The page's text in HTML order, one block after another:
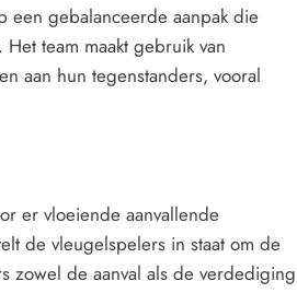
een gebalanceerde aanpak die
team maakt gebruik van
aan hun tegenstanders, vooral
er vloeiende aanvallende
de vleugelspelers in staat om de
zowel de aanval als de verdediging